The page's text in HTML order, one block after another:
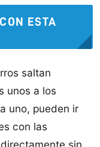
ESTA
saltan
unos a los
uno, pueden ir
con las
sin